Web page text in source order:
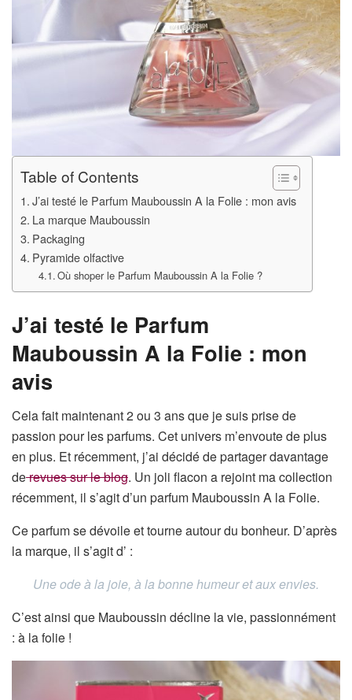
Table of Contents
J’ai testé le Parfum Mauboussin A la Folie : mon avis
La marque Mauboussin
Packaging
Pyramide olfactive
Où shoper le Parfum Mauboussin A la Folie ?
J’ai testé le Parfum
Mauboussin A la Folie : mon
avis
Cela fait maintenant 2 ou 3 ans que je suis prise de
passion pour les parfums. Cet univers m’envoute de plus
en plus. Et récemment, j’ai décidé de partager davantage
derevues sur le blog. Un joli flacon a rejoint ma collection
récemment, il s’agit d’un parfum Mauboussin A la Folie.
Ce parfum se dévoile et tourne autour du bonheur. D’après
la marque, il s’agit d’ :
Une ode à la joie, à la bonne humeur et aux envies.
C’est ainsi que Mauboussin décline la vie, passionnément
: à la folie !